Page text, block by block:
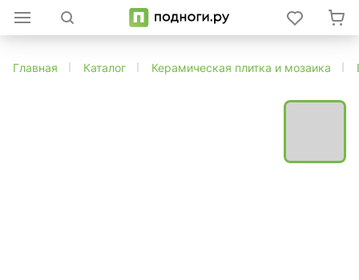
Главная Каталог Керамическая плитка и мозаика